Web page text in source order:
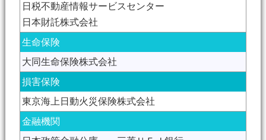
日税不動産情報サービスセンター
日本財託株式会社
生命保険
大同生命保険株式会社
損害保険
東京海上日動火災保険株式会社
金融機関